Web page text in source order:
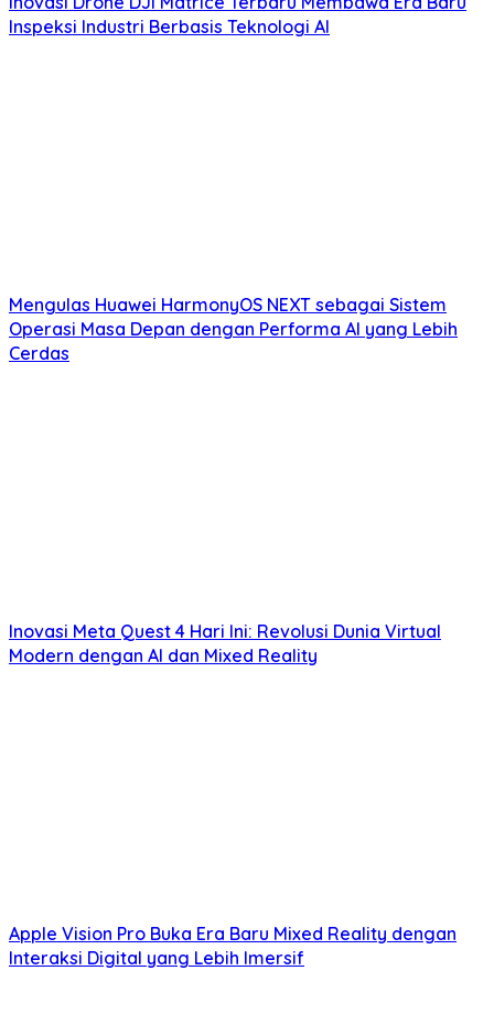
Inspeksi Industri Berbasis Teknologi AI
Mengulas Huawei HarmonyOS NEXT sebagai Sistem
Operasi Masa Depan dengan Performa AI yang Lebih
Cerdas
Inovasi Meta Quest 4 Hari Ini: Revolusi Dunia Virtual
Modern dengan AI dan Mixed Reality
Apple Vision Pro Buka Era Baru Mixed Reality dengan
Interaksi Digital yang Lebih Imersif